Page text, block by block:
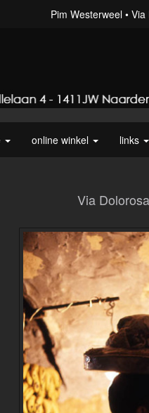
Pim Westerweel Via
online winkel links
Via